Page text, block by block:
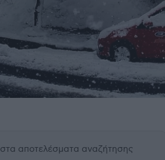
στα αποτελέσματα αναζήτησης